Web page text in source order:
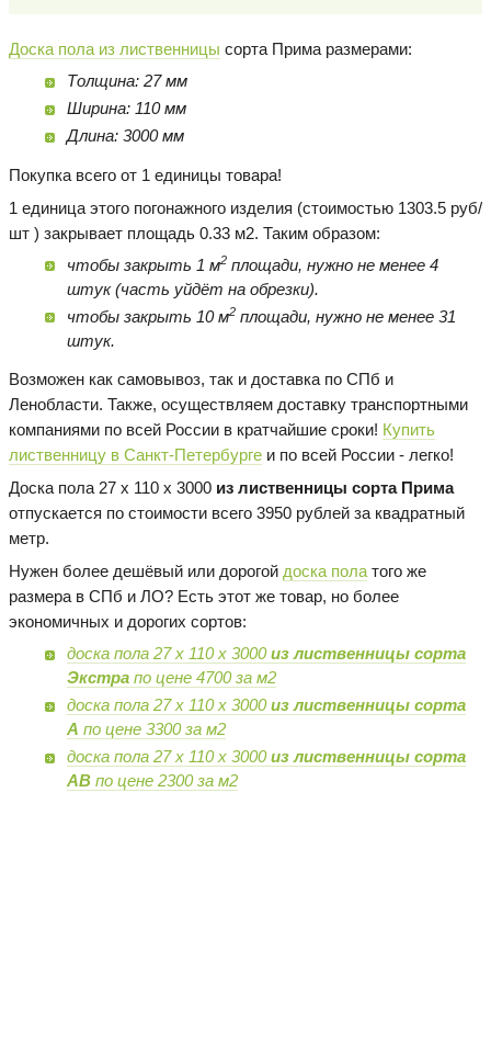
Доска пола из лиственницы сорта Прима размерами:
Толщина: 27 мм
Ширина: 110 мм
Длина: 3000 мм
Покупка всего от 1 единицы товара!
1 единица этого погонажного изделия (стоимостью 1303.5 руб/
шт ) закрывает площадь 0.33 м2. Таким образом:
чтобы закрыть 1 м2площади, нужно не менее 4
штук (часть уйдёт на обрезки).
чтобы закрыть 10 м2площади, нужно не менее 31
штук.
Возможен как самовывоз, так и доставка по СПб и
Ленобласти. Также, осуществляем доставку транспортными
компаниями по всей России в кратчайшие сроки! Купить
лиственницу в Санкт-Петербурге и по всей России - легко!
Доска пола 27 х 110 х 3000 из лиственницы сорта Прима
отпускается по стоимости всего 3950 рублей за квадратный
метр.
Нужен более дешёвый или дорогой доска пола того же
размера в СПб и ЛО? Есть этот же товар, но более
экономичных и дорогих сортов:
доска пола 27 х 110 х 3000из лиственницы сорта
Экстрапо цене 4700 за м2
доска пола 27 х 110 х 3000из лиственницы сорта
А по цене 3300 за м2
доска пола 27 х 110 х 3000из лиственницы сорта
ABпо цене 2300 за м2